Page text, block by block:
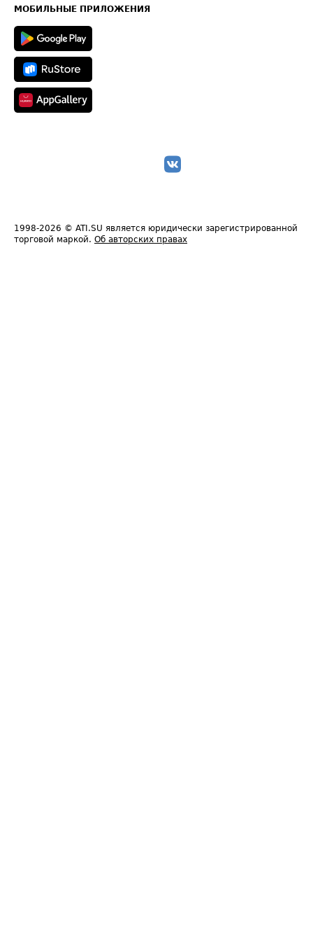
Техническая информация
МОБИЛЬНЫЕ ПРИЛОЖЕНИЯ
1998-2026 © ATI.SU является юридически зарегистрированной
торговой маркой. Об авторских правах